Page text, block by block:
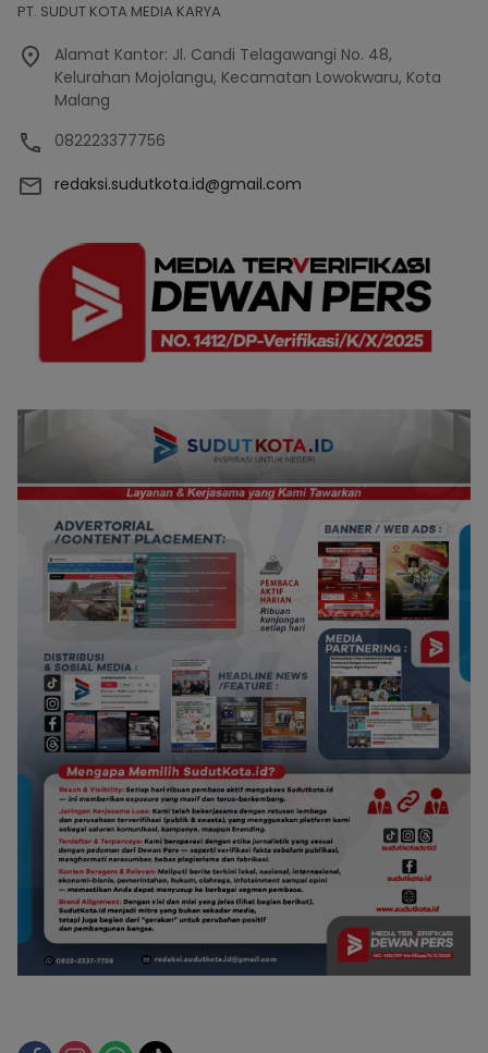
PT. SUDUT KOTA MEDIA KARYA
Alamat Kantor: Jl. Candi Telagawangi No. 48,
Kelurahan Mojolangu, Kecamatan Lowokwaru, Kota
Malang
082223377756
redaksi.sudutkota.id@gmail.com